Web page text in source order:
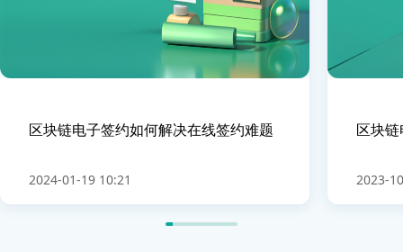
区块链电子签约如何解决在线签约难题
2024-01-19 10:21
区块
2023-